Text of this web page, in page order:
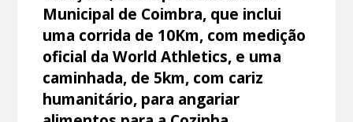
Municipal de Coimbra, que inclui
uma corrida de 10Km, com medição
oficial da World Athletics, e uma
caminhada, de 5km, com cariz
humanitário, para angariar